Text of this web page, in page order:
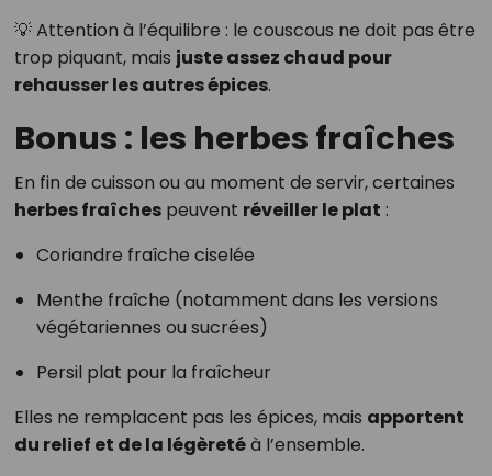
💡 Attention à l’équilibre : le couscous ne doit pas être
trop piquant, mais juste assez chaud pour
rehausser les autres épices.
Bonus : les herbes fraîches
En fin de cuisson ou au moment de servir, certaines
herbes fraîchespeuvent réveiller le plat :
Coriandre fraîche ciselée
Menthe fraîche (notamment dans les versions
végétariennes ou sucrées)
Persil plat pour la fraîcheur
Elles ne remplacent pas les épices, mais apportent
du relief et de la légèretéà l’ensemble.